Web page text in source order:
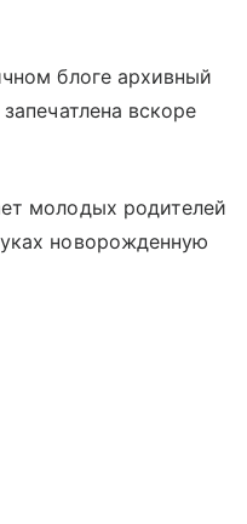
блоге архивный
вскоре
молодых родителей
новорожденную